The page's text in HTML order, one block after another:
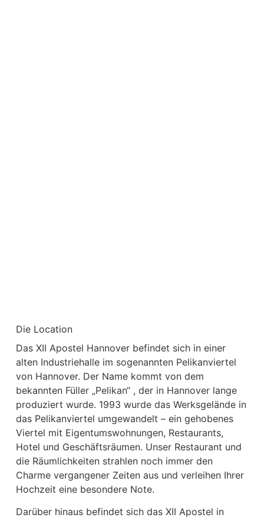
Die Location
Das XII Apostel Hannover befindet sich in einer
alten Industriehalle im sogenannten Pelikanviertel
von Hannover. Der Name kommt von dem
bekannten Füller „Pelikan“ , der in Hannover lange
produziert wurde. 1993 wurde das Werksgelände in
das Pelikanviertel umgewandelt – ein gehobenes
Viertel mit Eigentumswohnungen, Restaurants,
Hotel und Geschäftsräumen. Unser Restaurant und
die Räumlichkeiten strahlen noch immer den
Charme vergangener Zeiten aus und verleihen Ihrer
Hochzeit eine besondere Note.
Darüber hinaus befindet sich das XII Apostel in